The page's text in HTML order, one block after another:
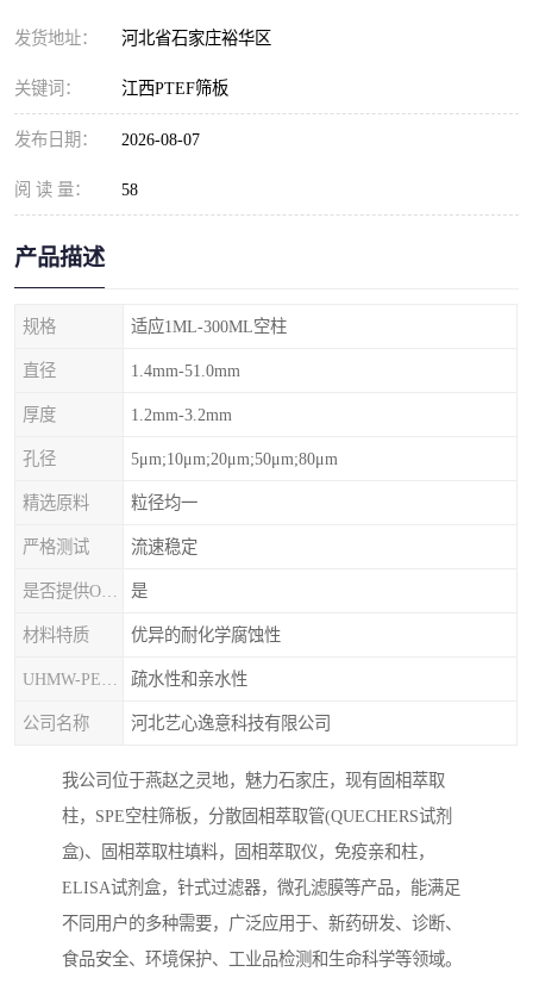
发货地址： 河北省石家庄裕华区
关键词： 江西PTEF筛板
发布日期： 2026-08-07
阅 读 量： 58
产品描述
规格 适应1ML-300ML空柱
直径 1.4mm-51.0mm
厚度 1.2mm-3.2mm
孔径 5μm;10μm;20μm;50μm;80μm
精选原料 粒径均一
严格测试 流速稳定
是
材料特质 优异的耐化学腐蚀性
疏水性和亲水性
公司名称 河北艺心逸意科技有限公司
我公司位于燕赵之灵地，魅力石家庄，现有固相萃取
柱，SPE空柱筛板，分散固相萃取管(QUECHERS试剂
盒)、固相萃取柱填料，固相萃取仪，免疫亲和柱，
ELISA试剂盒，针式过滤器，微孔滤膜等产品，能满足
不同用户的多种需要，广泛应用于、新药研发、诊断、
食品安全、环境保护、工业品检测和生命科学等领域。